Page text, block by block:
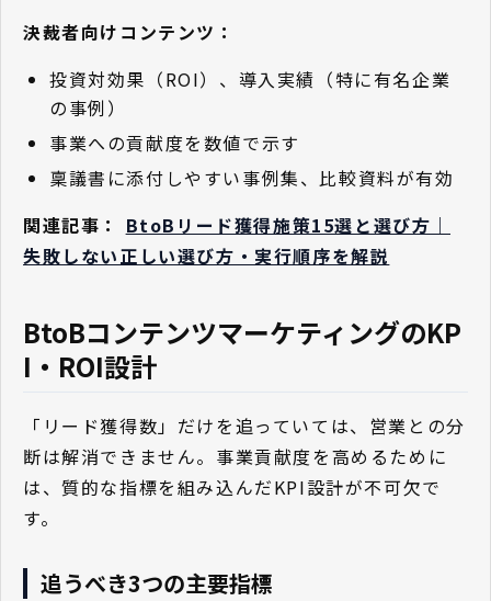
決裁者向けコンテンツ：
投資対効果（ROI）、導入実績（特に有名企業
の事例）
事業への貢献度を数値で示す
稟議書に添付しやすい事例集、比較資料が有効
関連記事：
BtoBリード獲得施策15選と選び方｜
失敗しない正しい選び方・実行順序を解説
BtoBコンテンツマーケティングのKP
I・ROI設計
「リード獲得数」だけを追っていては、営業との分
断は解消できません。事業貢献度を高めるために
は、質的な指標を組み込んだKPI設計が不可欠で
す。
追うべき3つの主要指標